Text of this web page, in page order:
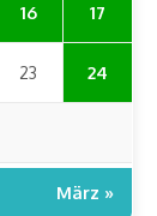
16 17
23 24
März »